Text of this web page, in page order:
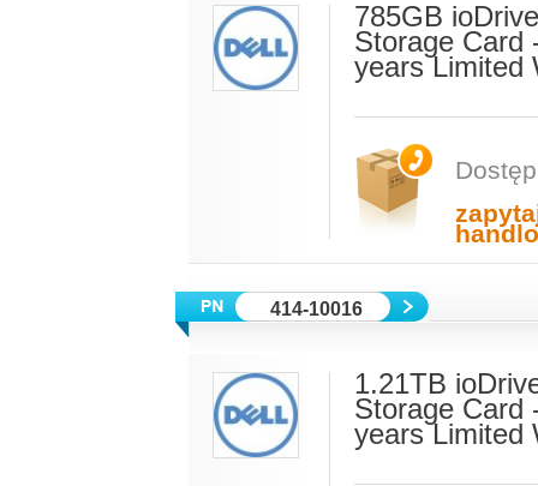
785GB
Storage Card
years Limited
414-10016
1.21TB
Storage Card
years Limited